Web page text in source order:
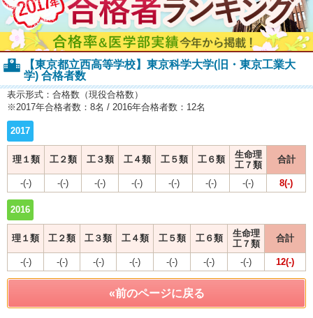
【東京都立西高等学校】東京科学大学(旧・東京工業大
学) 合格者数
表示形式：合格数（現役合格数）
※2017年合格者数：8名 / 2016年合格者数：12名
2017
理１類 工２類 工３類 工４類 工５類 工６類
生命理
工７類
合計
-(-) -(-) -(-) -(-) -(-) -(-) -(-) 8(-)
2016
理１類 工２類 工３類 工４類 工５類 工６類
生命理
工７類
合計
-(-) -(-) -(-) -(-) -(-) -(-) -(-) 12(-)
«前のページに戻る